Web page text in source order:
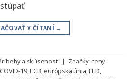
V ČÍTANÍ →
a skúsenosti | Značky: ceny
COVID-19,ECB, európska únia,FED,